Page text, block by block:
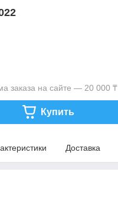
заказа на сайте — 20 000 ₸
Купить
Доставка